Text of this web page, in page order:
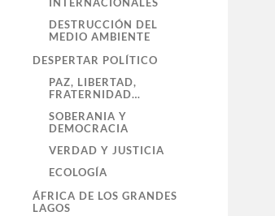
DESTRUCCIÓN DEL
MEDIO AMBIENTE
DESPERTAR POLÍTICO
PAZ, LIBERTAD,
FRATERNIDAD…
SOBERANIA Y
DEMOCRACIA
VERDAD Y JUSTICIA
ECOLOGÍA
ÁFRICA DE LOS GRANDES
LAGOS